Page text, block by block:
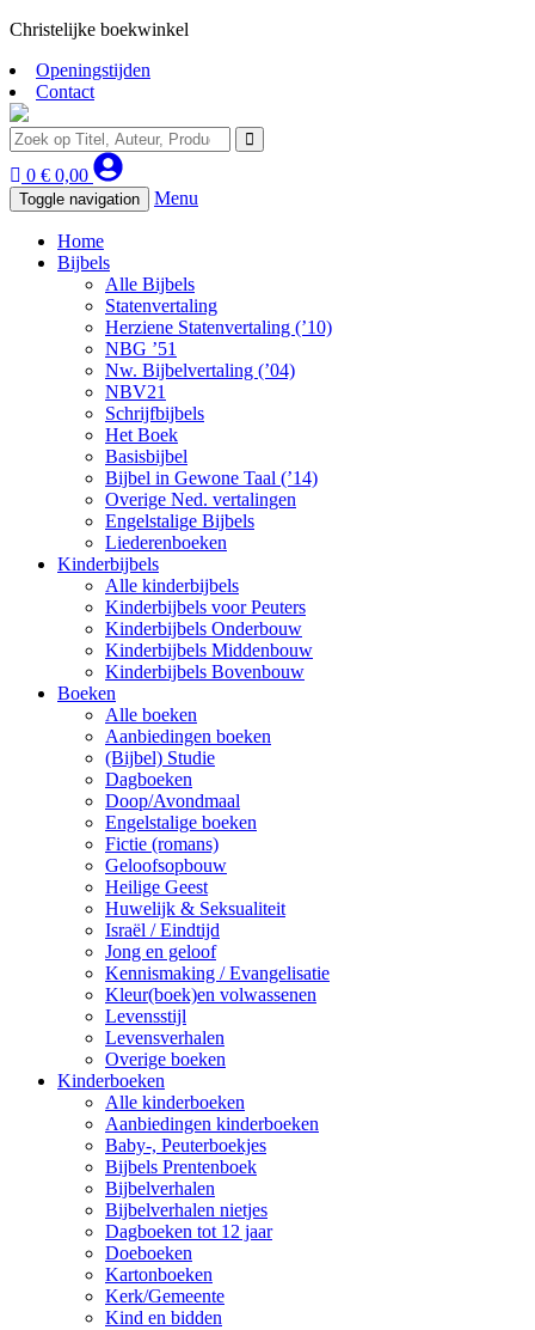
Christelijke boekwinkel
Openingstijden
Contact
0 € 0,00
Toggle navigation Menu
Home
Bijbels
Alle Bijbels
Statenvertaling
Herziene Statenvertaling (’10)
NBG ’51
Nw. Bijbelvertaling (’04)
NBV21
Schrijfbijbels
Het Boek
Basisbijbel
Bijbel in Gewone Taal (’14)
Overige Ned. vertalingen
Engelstalige Bijbels
Liederenboeken
Kinderbijbels
Alle kinderbijbels
Kinderbijbels voor Peuters
Kinderbijbels Onderbouw
Kinderbijbels Middenbouw
Kinderbijbels Bovenbouw
Boeken
Alle boeken
Aanbiedingen boeken
(Bijbel) Studie
Dagboeken
Doop/Avondmaal
Engelstalige boeken
Fictie (romans)
Geloofsopbouw
Heilige Geest
Huwelijk & Seksualiteit
Israël / Eindtijd
Jong en geloof
Kennismaking / Evangelisatie
Kleur(boek)en volwassenen
Levensstijl
Levensverhalen
Overige boeken
Kinderboeken
Alle kinderboeken
Aanbiedingen kinderboeken
Baby-, Peuterboekjes
Bijbels Prentenboek
Bijbelverhalen
Bijbelverhalen nietjes
Dagboeken tot 12 jaar
Doeboeken
Kartonboeken
Kerk/Gemeente
Kind en bidden